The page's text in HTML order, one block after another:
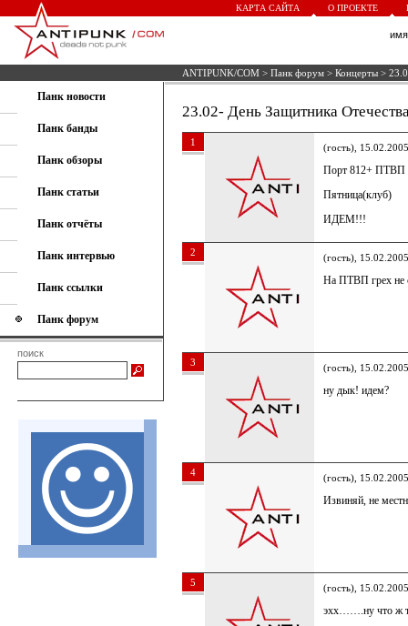
КАРТА САЙТА О ПРОЕКТЕ
ANTIPUNK/COM > Панк форум > Концерты >
Панк новости
Панк банды
Панк обзоры
Панк статьи
Панк отчёты
Панк интервью
Панк ссылки
Панк форум
поиск
23.02- День Защитника
1 (гость),
Порт 812+ ПТВП
Пятница(клуб)
ИДЕМ!!!
2 (гость),
На ПТВП грех не
3 (гость),
ну дык! идем?
4 (гость),
Извиняй, не
5 (гость),
эхх…….ну что ж